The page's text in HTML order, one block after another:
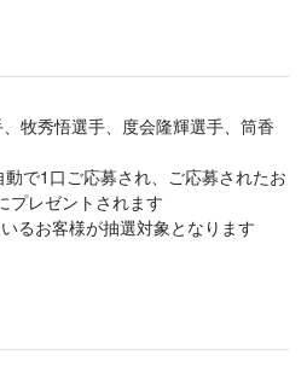
牧秀悟選手、度会隆輝選手、筒香
で1口ご応募され、ご応募されたお
プレゼントされます
るお客様が抽選対象となります